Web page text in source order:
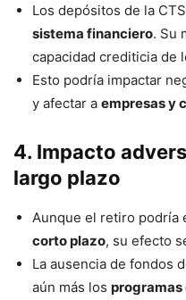
Los depósitos de la
sistema financiero. Su
capacidad crediticia de
Esto podría impactar
y afectar a empresas y
4. Impacto
largo plazo
Aunque el retiro podría
corto plazo, su efecto
La ausencia de fondos
aún más los programas